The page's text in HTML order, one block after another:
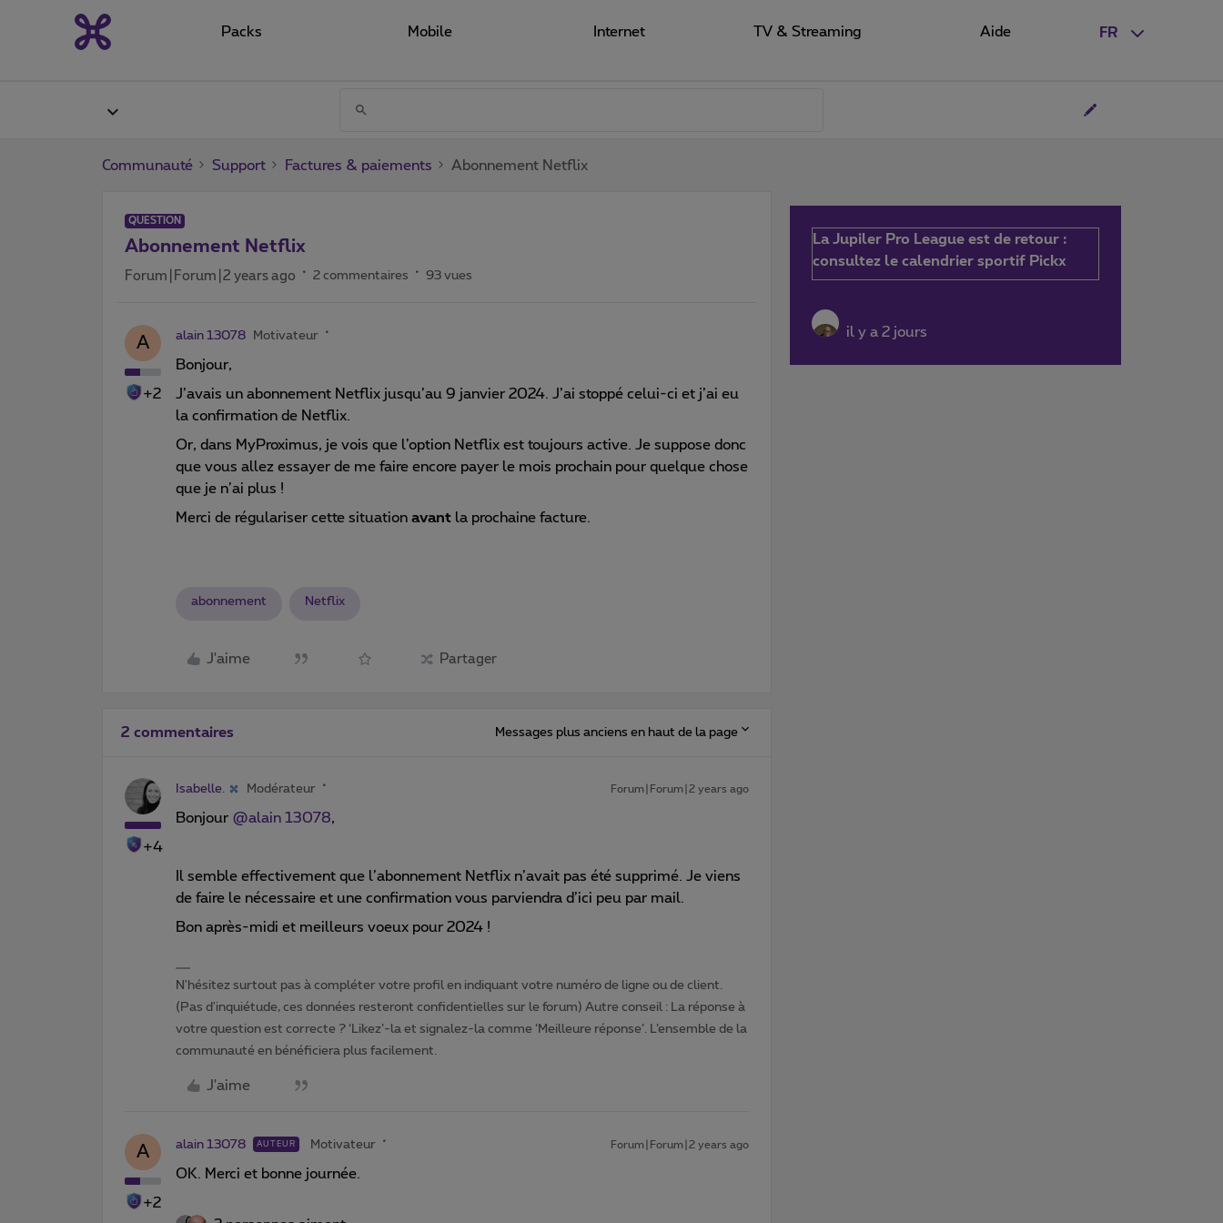
FR
Packs Mobile Internet TV & Streaming Aide
Communauté Support Factures & paiements Abonnement Netflix
QUESTION
Abonnement Netflix
Forum|Forum|2 years ago 2 commentaires 93 vues
A
+2
alain 13078 Motivateur
Bonjour,
J’avais un abonnement Netflix jusqu’au 9 janvier 2024. J’ai stoppé celui-ci et j’ai eu
la confirmation de Netflix.
Or, dans MyProximus, je vois que l’option Netflix est toujours active. Je suppose donc
que vous allez essayer de me faire encore payer le mois prochain pour quelque chose
que je n’ai plus !
Merci de régulariser cette situation avant la prochaine facture.
abonnement Netflix
J'aime Partager
2 commentaires Messages plus anciens en haut de la page
+4
Isabelle. Modérateur Forum|Forum|2 years ago
Bonjour @alain 13078,
Il semble effectivement que l’abonnement Netflix n’avait pas été supprimé. Je viens
de faire le nécessaire et une confirmation vous parviendra d’ici peu par mail.
Bon après-midi et meilleurs voeux pour 2024 !
N'hésitez surtout pas à compléter votre profil en indiquant votre numéro de ligne ou de client.
(Pas d'inquiétude, ces données resteront confidentielles sur le forum) Autre conseil : La réponse à
votre question est correcte ? ‘Likez’-la et signalez-la comme ‘Meilleure réponse’. L’ensemble de la
communauté en bénéficiera plus facilement.
J'aime
A
+2
alain 13078 AUTEUR Motivateur Forum|Forum|2 years ago
OK. Merci et bonne journée.
La Jupiler Pro League est de retour :
consultez le calendrier sportif Pickx
il y a 2 jours